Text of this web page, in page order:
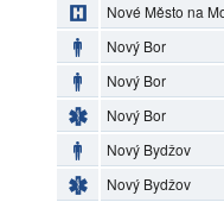
Nové Město na
Nový Bor
Nový Bor
Nový Bor
Nový Bydžov
Nový Bydžov